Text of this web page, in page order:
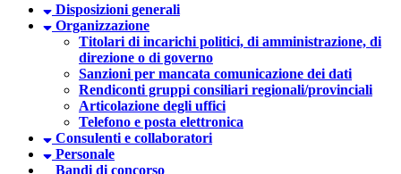
Disposizioni generali
Organizzazione
Titolari di incarichi politici, di amministrazione, di
direzione o di governo
Sanzioni per mancata comunicazione dei dati
Rendiconti gruppi consiliari regionali/provinciali
Articolazione degli uffici
Telefono e posta elettronica
Consulenti e collaboratori
Personale
Bandi di concorso